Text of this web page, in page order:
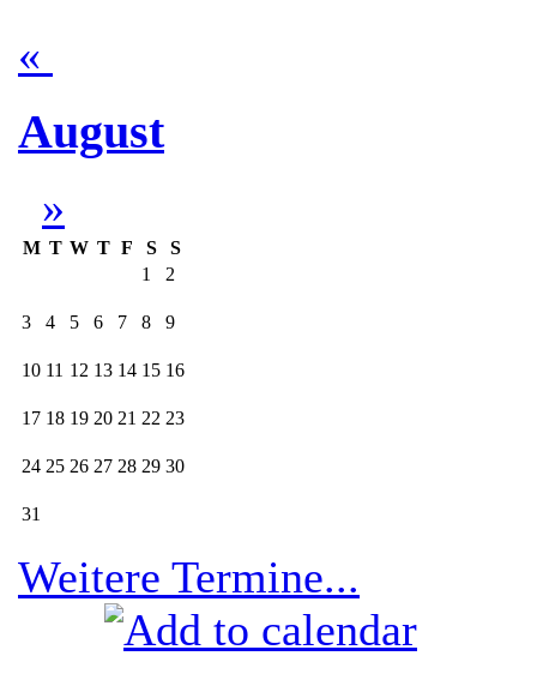
«
August
»
M T W T F S
S
1
2
3 4 5 6 7 8 9
10 11 12 13 14 15 16
17 18 19 20 21 22 23
24 25 26 27 28 29 30
31
Weitere Termine...